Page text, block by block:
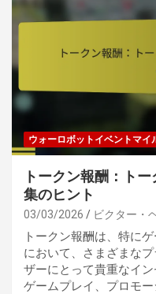
ウォーロボットイベントマイ
トークン報酬：ト
集のヒント
03/03/2026 ビクター・
トークン報酬は、特に
において、さまざまな
ザーにとって貴重なイン
ゲームプレイ、プロモ